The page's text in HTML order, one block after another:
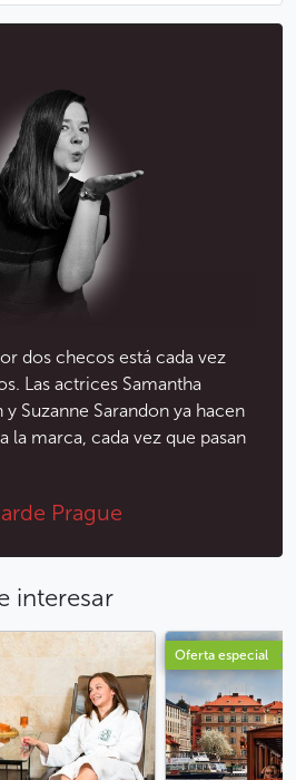
dos checos está cada vez
Las actrices Samantha
Suzanne Sarandon ya hacen
la marca, cada vez que pasan
Prague
interesar
Oferta especial